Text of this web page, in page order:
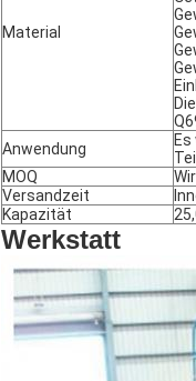
Material
Anwendung
MOQ
Versandzeit
Kapazität
Werkstatt